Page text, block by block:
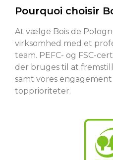
Pourquoi choisir
At vælge Bois de
virksomhed med et
team. PEFC- og FSC-
der bruges til at
samt vores
topprioriteter.